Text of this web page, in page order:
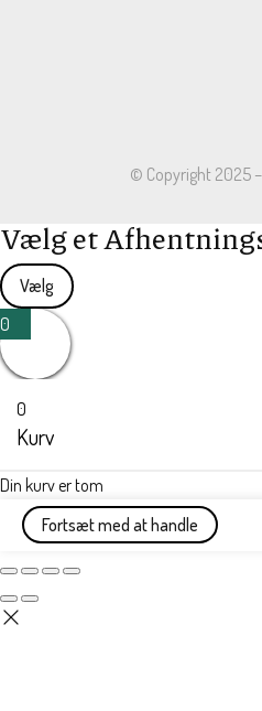
© Copyright 2025
Vælg et
Vælg
0
0
Kurv
Din kurv er tom
Fortsæt med at handle